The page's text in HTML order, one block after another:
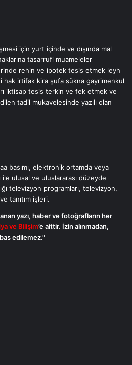
için yurt içinde ve dışında mal
tasarrufi muameleler
rehin ve ipotek tesis etmek leyh
hak irtifak kira şufa sükna gayrimenkul
iktisap tesis terkin ve fek etmek ve
tadil mukavelesinde yazılı olan
basımı, elektronik ortamda veya
ile ulusal ve uluslararası düzeyde
televizyon programları, televizyon,
tanıtım işleri.
yazı, haber ve fotoğrafların her
ve Bilişim’e aittir. İzin alınmadan,
edilemez."